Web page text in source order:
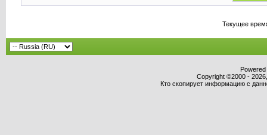
Текущее
Copyright ©2000 -
Кто скопирует информацию с